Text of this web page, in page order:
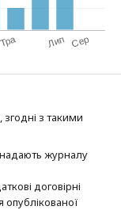
згодні з такими
надають журналу
договірні